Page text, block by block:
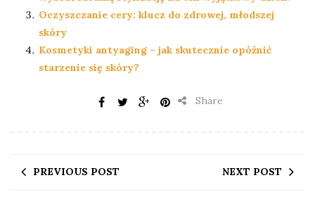
Oczyszczanie cery: klucz do zdrowej, młodszej
skóry
Kosmetyki antyaging – jak skutecznie opóźnić
starzenie się skóry?
Share
PREVIOUS POST NEXT POST